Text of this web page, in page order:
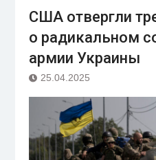
США отвергли
о радикальном
армии Украины
25.04.2025